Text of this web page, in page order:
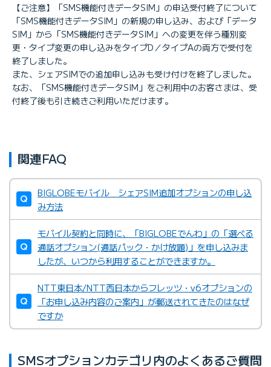
【ご注意】「SMS機能付きデータSIM」の申込受付終了について
「SMS機能付きデータSIM」の新規の申し込み、および「データ
SIM」から「SMS機能付きデータSIM」への変更を伴う種別変
更・タイプ変更の申し込みをタイプD／タイプAの両方で受付を
終了しました。
また、シェアSIMでの追加申し込みも受け付けを終了しました。
なお、「SMS機能付きデータSIM」をご利用中のお客さまは、受
付終了後も引き続きご利用いただけます。
関連FAQ
BIGLOBEモバイル シェアSIM追加オプションの申し込
み方法
モバイル契約と同時に、「BIGLOBEでんわ」の「選べる
通話オプション(通話パック・かけ放題)」を申し込みま
したが、いつから利用することができますか。
NTT東日本/NTT西日本からフレッツ・v6オプションの
「お申し込み内容のご案内」が郵送されてきたのはなぜ
ですか
SMSオプションカテゴリ内のよくあるご質問